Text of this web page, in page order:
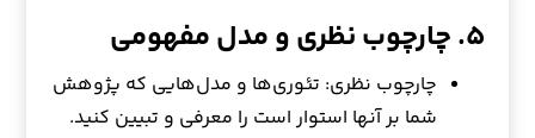
۵. چارچوب نظری و مدل مفهومی
چارچوب نظری: تئوری‌ها و مدل‌هایی که پژوهش
شما بر آنها استوار است را معرفی و تبیین کنید.